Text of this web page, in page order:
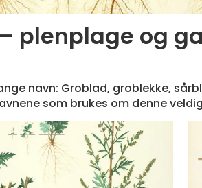
plenplage og
navn: Groblad, groblekke,
som brukes om denne